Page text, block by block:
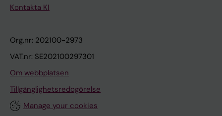
Kontakta KI
Org.nr: 202100-2973
VAT.nr: SE202100297301
Om webbplatsen
Tillgänglighetsredogörelse
Manage your cookies